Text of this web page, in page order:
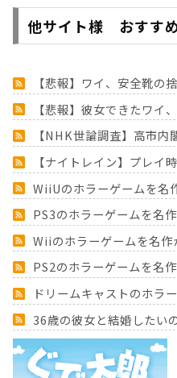
他サイト様 おすす
【悲報】ワイ、安全靴の
【悲報】彼女できたワイ
【NHK世論調査】高市
【ナイトレイン】プレ
WiiUのホラーゲームを名
PS3のホラーゲームを名
Wiiのホラーゲームを名
PS2のホラーゲームを名
ドリームキャストのホラ
36歳の彼女と結婚したい